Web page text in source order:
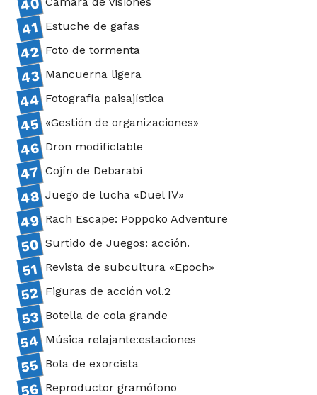
Estuche de gafas
Foto de tormenta
Mancuerna ligera
Fotografía paisajística
«Gestión de organizaciones»
Dron modificlable
Cojín de Debarabi
Juego de lucha «Duel IV»
Rach Escape: Poppoko Adventure
Surtido de Juegos: acción.
Revista de subcultura «Epoch»
Figuras de acción vol.2
Botella de cola grande
Música relajante:estaciones
Bola de exorcista
Reproductor gramófono